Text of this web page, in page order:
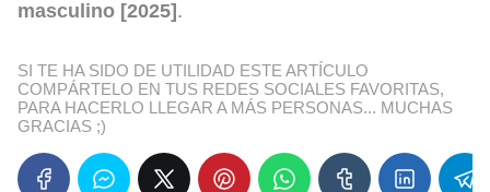
masculino [2025] .
SI TE HA SIDO DE UTILIDAD ESTE ARTÍCULO
COMPÁRTELO EN TUS REDES SOCIALES FAVORITAS,
PARA HACERLO LLEGAR A MÁS PERSONAS... MUCHAS
GRACIAS ;)